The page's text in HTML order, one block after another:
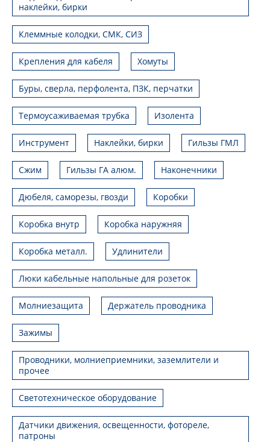
наклейки, бирки
Клеммные колодки, СМК, СИЗ
Крепления для кабеля Хомуты
Буры, сверла, перфолента, ПЗК, перчатки
Термоусаживаемая трубка Изолента
Инструмент Наклейки, бирки Гильзы ГМЛ
Сжим Гильзы ГА алюм. Наконечники
Дюбеля, саморезы, гвозди Коробки
Коробка внутр Коробка наружняя
Коробка металл. Удлинители
Люки кабельные напольные для розеток
Молниезащита Держатель проводника
Зажимы
Проводники, молниеприемники, заземлители и
прочее
Светотехническое оборудование
Датчики движения, освещенности, фотореле,
патроны